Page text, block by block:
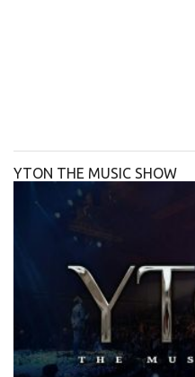
YTON THE MUSIC SHOW